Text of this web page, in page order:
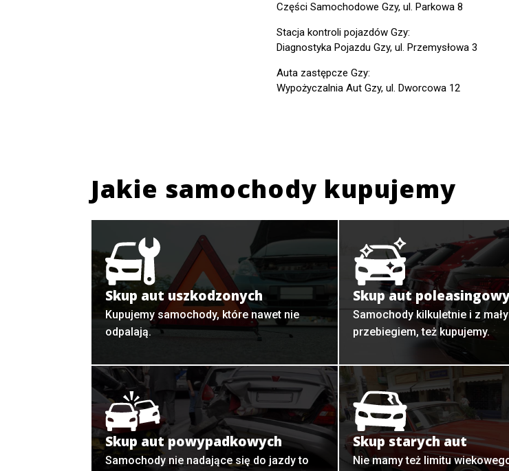
Części Samochodowe Gzy, ul. Parkowa 8
Stacja kontroli pojazdów Gzy:
Diagnostyka Pojazdu Gzy, ul. Przemysłowa 3
Auta zastępcze Gzy:
Wypożyczalnia Aut Gzy, ul. Dworcowa 12
Jakie samochody kupujemy
Skup aut uszkodzonych
Kupujemy samochody, które nawet nie
odpalają.
Skup aut
Samochody kilkuletnie i z
przebiegiem, też kupujemy.
Skup aut powypadkowych
Samochody nie nadające się do jazdy to
Skup starych aut
Nie mamy też limitu